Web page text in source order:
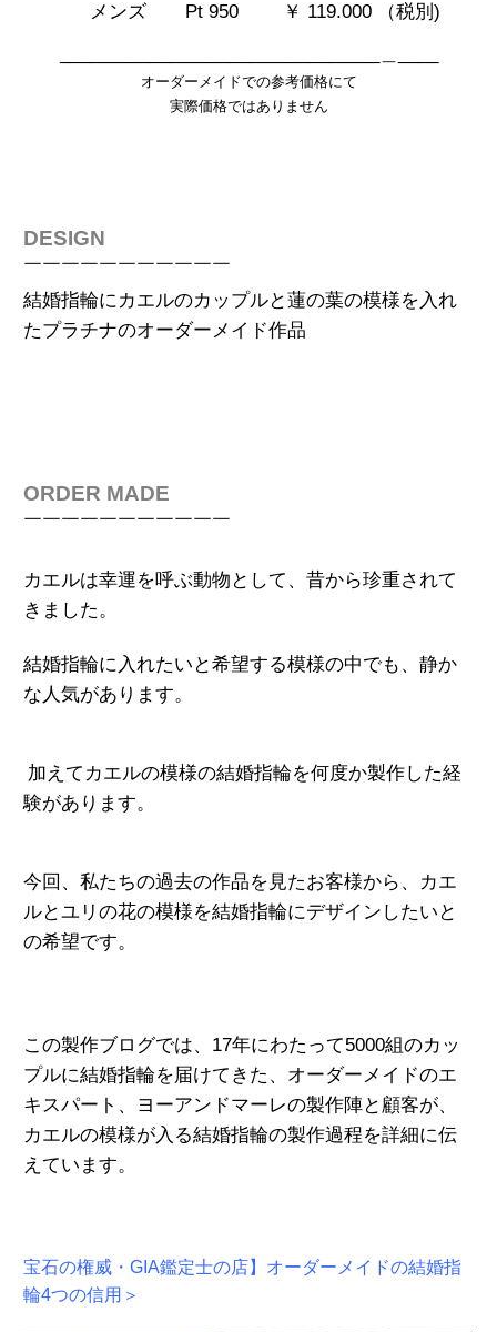
メンズ Pt 950 ￥ 119.000 （税別)
オーダーメイドでの参考価格にて
実際価格ではありません
DESIGN
￣￣￣￣￣￣￣￣￣￣￣
結婚指輪にカエルのカップルと蓮の葉の模様を入れ
たプラチナのオーダー メイド作品
ORDER MADE
￣￣￣￣￣￣￣￣￣￣￣
カエルは幸運を呼ぶ動物として、昔から珍重されて
きました。
結婚指輪に入れたいと希望する模様の中でも、静か
な人気があります。
加えてカエルの模様の結婚指輪を何度か製作した経
験があります。
今回、私たちの過去の作品を見たお客様から、カエ
ルとユリの花の模様を結婚指輪にデザインしたいと
の希望です。
この製作ブログでは、17年にわたって5000組のカッ
プルに結婚指輪を届けてきた、オーダーメイドのエ
キスパート、
ヨーアンドマーレの製作陣と顧客が、
カエルの模様が入る結婚指輪の製作過程を詳細に伝
えています。
宝石の権威・GIA鑑定士の店】オーダーメイドの結婚指
輪4つの信用＞